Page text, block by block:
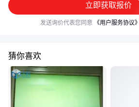
立即获取报价
发送询价代表您同意 《用户服务协议》
猜你喜欢